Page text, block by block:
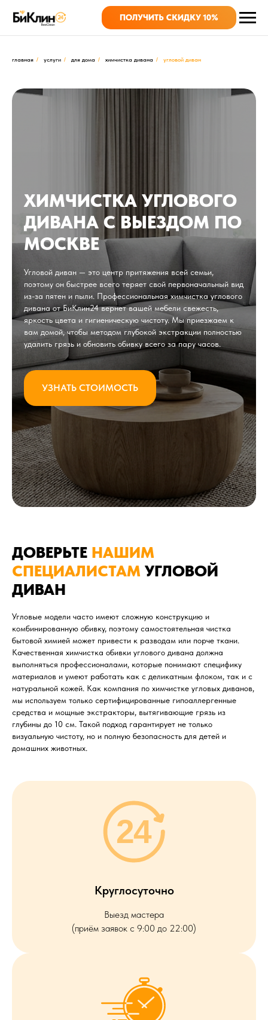
ПОЛУЧИТЬ СКИДКУ 10%
главная / услуги / для дома / химчистка дивана / угловой диван
ХИМЧИСТКА УГЛОВОГО
ДИВАНА С ВЫЕЗДОМ ПО
МОСКВЕ
Угловой диван — это центр притяжения всей семьи,
поэтому он быстрее всего теряет свой первоначальный вид
из-за пятен и пыли. Профессиональная химчистка углового
дивана от БиКлин24 вернет вашей мебели свежесть,
яркость цвета и гигиеническую чистоту. Мы приезжаем к
вам домой, чтобы методом глубокой экстракции полностью
удалить грязь и обновить обивку всего за пару часов.
УЗНАТЬ СТОИМОСТЬ
ДОВЕРЬТЕ НАШИМ
СПЕЦИАЛИСТАМ УГЛОВОЙ
ДИВАН
Угловые модели часто имеют сложную конструкцию и
комбинированную обивку, поэтому самостоятельная чистка
бытовой химией может привести к разводам или порче ткани.
Качественная химчистка обивки углового дивана должна
выполняться профессионалами, которые понимают специфику
материалов и умеют работать как с деликатным флоком, так и с
натуральной кожей. Как компания по химчистке угловых диванов,
мы используем только сертифицированные гипоаллергенные
средства и мощные экстракторы, вытягивающие грязь из
глубины до 10 см. Такой подход гарантирует не только
визуальную чистоту, но и полную безопасность для детей и
домашних животных.
Круглосуточно
Выезд мастера
(приём заявок с 9:00 до 22:00)